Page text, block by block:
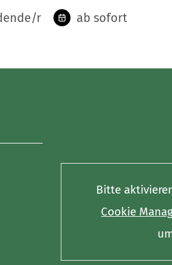
r ab sofort
Bitte
Cookie